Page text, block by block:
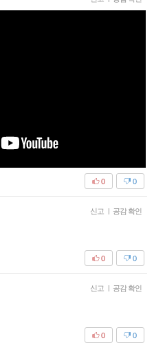
0
0
신고 | 공감 확인
0
0
신고 | 공감 확인
0
0